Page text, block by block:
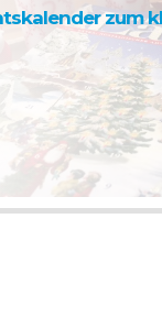
zum